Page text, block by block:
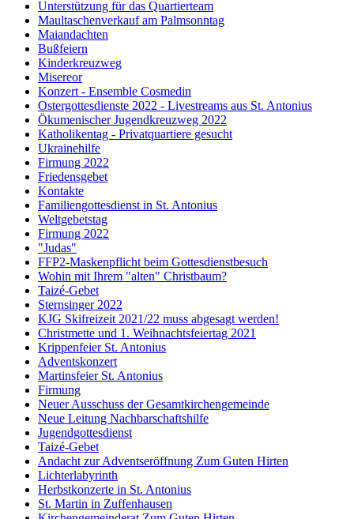
Unterstützung für das Quartierteam
Maultaschenverkauf am Palmsonntag
Maiandachten
Bußfeiern
Kinderkreuzweg
Misereor
Konzert - Ensemble Cosmedin
Ostergottesdienste 2022 - Livestreams aus St. Antonius
Ökumenischer Jugendkreuzweg 2022
Katholikentag - Privatquartiere gesucht
Ukrainehilfe
Firmung 2022
Friedensgebet
Kontakte
Familiengottesdienst in St. Antonius
Weltgebetstag
Firmung 2022
"Judas"
FFP2-Maskenpflicht beim Gottesdienstbesuch
Wohin mit Ihrem "alten" Christbaum?
Taizé-Gebet
Sternsinger 2022
KJG Skifreizeit 2021/22 muss abgesagt werden!
Christmette und 1. Weihnachtsfeiertag 2021
Krippenfeier St. Antonius
Adventskonzert
Martinsfeier St. Antonius
Firmung
Neuer Ausschuss der Gesamtkirchengemeinde
Neue Leitung Nachbarschaftshilfe
Jugendgottesdienst
Taizé-Gebet
Andacht zur Adventseröffnung Zum Guten Hirten
Lichterlabyrinth
Herbstkonzerte in St. Antonius
St. Martin in Zuffenhausen